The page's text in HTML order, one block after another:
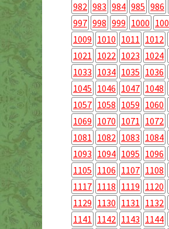
982 983 984 985 986
997 998 999 1000
1009 1010 1011 1012
1021 1022 1023 1024
1033 1034 1035 1036
1045 1046 1047 1048
1057 1058 1059 1060
1069 1070 1071 1072
1081 1082 1083 1084
1093 1094 1095 1096
1105 1106 1107 1108
1117 1118 1119 1120
1129 1130 1131 1132
1141 1142 1143 1144